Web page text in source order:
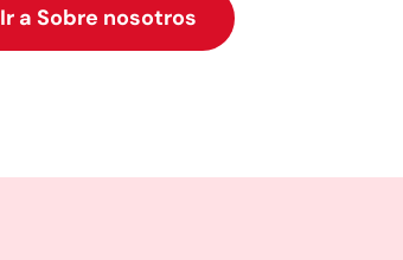
Ir a Sobre nosotros